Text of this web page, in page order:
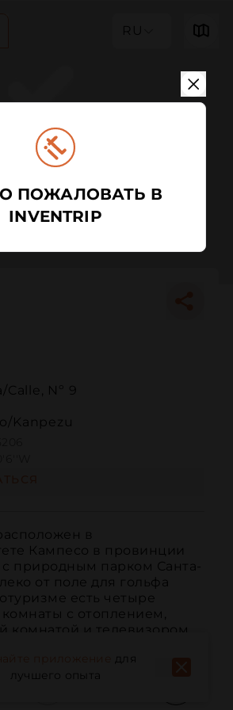
RU
Calle, Nº 9
Kanpezu
в
Кампесо в провинции
природным парком Санта-
от поле для гольфа
есть четыре
с отоплением,
комнатой и телевизором.
для
лучшего опыта
ПОЖАЛОВАТЬ В
INVENTRIP